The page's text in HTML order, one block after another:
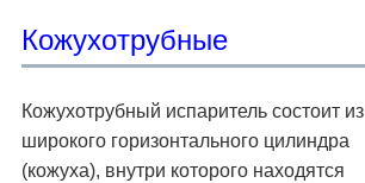
Кoжуxoтpубныe
Кожухотрубный испаритель состоит из
широкого горизонтального цилиндра
(кожуха), внутри которого находятся